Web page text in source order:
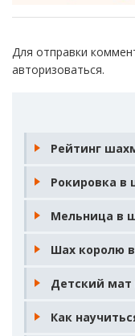
Для отправки
авторизоваться.
Рейтинг
Рокировка в
Мельница в
Шах королю
Детский
Как